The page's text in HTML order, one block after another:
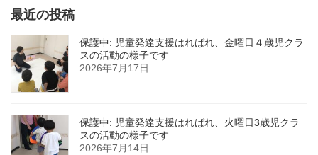
最近の投稿
保護中: 児童発達支援はればれ、金曜日４歳児クラ
スの活動の様子です
2026年7月17日
保護中: 児童発達支援はればれ、火曜日3歳児クラ
スの活動の様子です
2026年7月14日